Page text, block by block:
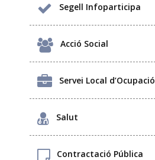
Segell Infoparticipa
Acció Social
Servei Local d’Ocupació
Salut
Contractació Pública